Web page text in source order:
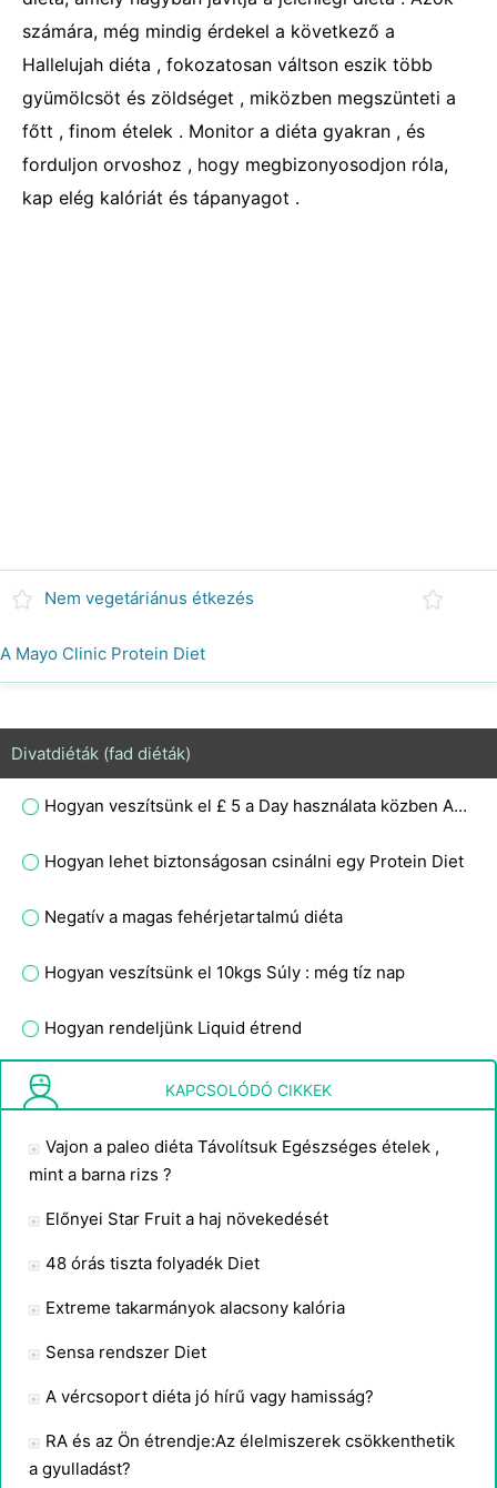
számára, még mindig érdekel a következő a
Hallelujah diéta , fokozatosan váltson eszik több
gyümölcsöt és zöldséget , miközben megszünteti a
főtt , finom ételek . Monitor a diéta gyakran , és
forduljon orvoshoz , hogy megbizonyosodjon róla,
kap elég kalóriát és tápanyagot .
Nem vegetáriánus étkezés
A Mayo Clinic Protein Diet
Divatdiéták (fad diéták)
Hogyan veszítsünk el £ 5 a Day használata közben Acai és gyakorlása
Hogyan lehet biztonságosan csinálni egy Protein Diet
Negatív a magas fehérjetartalmú diéta
Hogyan veszítsünk el 10kgs Súly : még tíz nap
Hogyan rendeljünk Liquid étrend
Melyek FAD étrend ?KAPCSOLÓDÓ CIKKEK
Vajon a paleo diéta Távolítsuk Egészséges ételek ,
mint a barna rizs ?
Előnyei Star Fruit a haj növekedését
48 órás tiszta folyadék Diet
Extreme takarmányok alacsony kalória
Sensa rendszer Diet
A vércsoport diéta jó hírű vagy hamisság?
RA és az Ön étrendje:Az élelmiszerek csökkenthetik
a gyulladást?